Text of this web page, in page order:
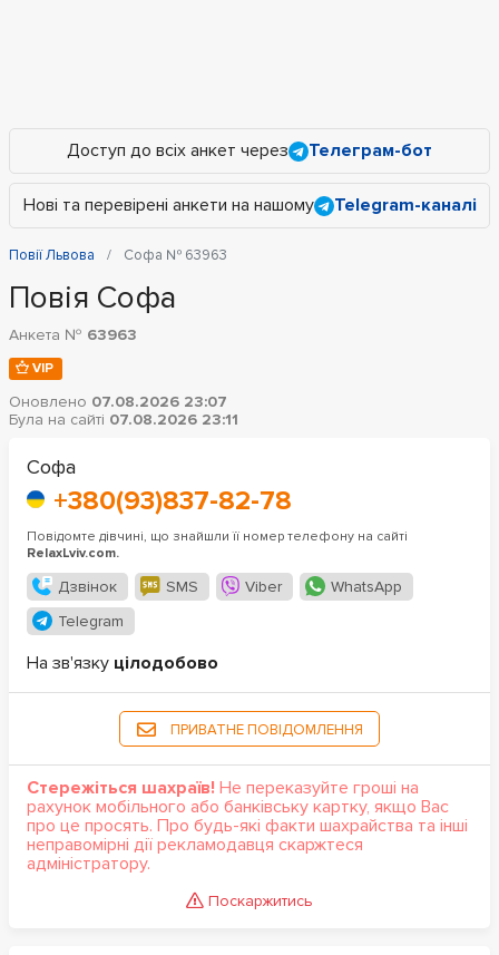
Доступ до всіх анкет через Телеграм-бот
Нові та перевірені анкети на нашому Telegram-каналі
Повії Львова Софа № 63963
Повія Софа
Анкета № 63963
VIP
Оновлено 07.08.2026 23:07
Була на сайті 07.08.2026 23:11
Софа
+380(93)837-82-78
Повідомте дівчині, що знайшли її номер телефону на сайті
RelaxLviv.com.
Дзвінок SMS Viber
WhatsApp
Telegram
На зв'язку цілодобово
ПРИВАТНЕ ПОВІДОМЛЕННЯ
Стережіться шахраїв! Не переказуйте гроші на
рахунок мобільного або банківську картку, якщо Вас
про це просять. Про будь-які факти шахрайства та інші
неправомірні дії рекламодавця скаржтеся
адміністратору.
Поскаржитись